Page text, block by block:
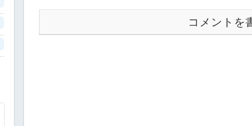
コメントを